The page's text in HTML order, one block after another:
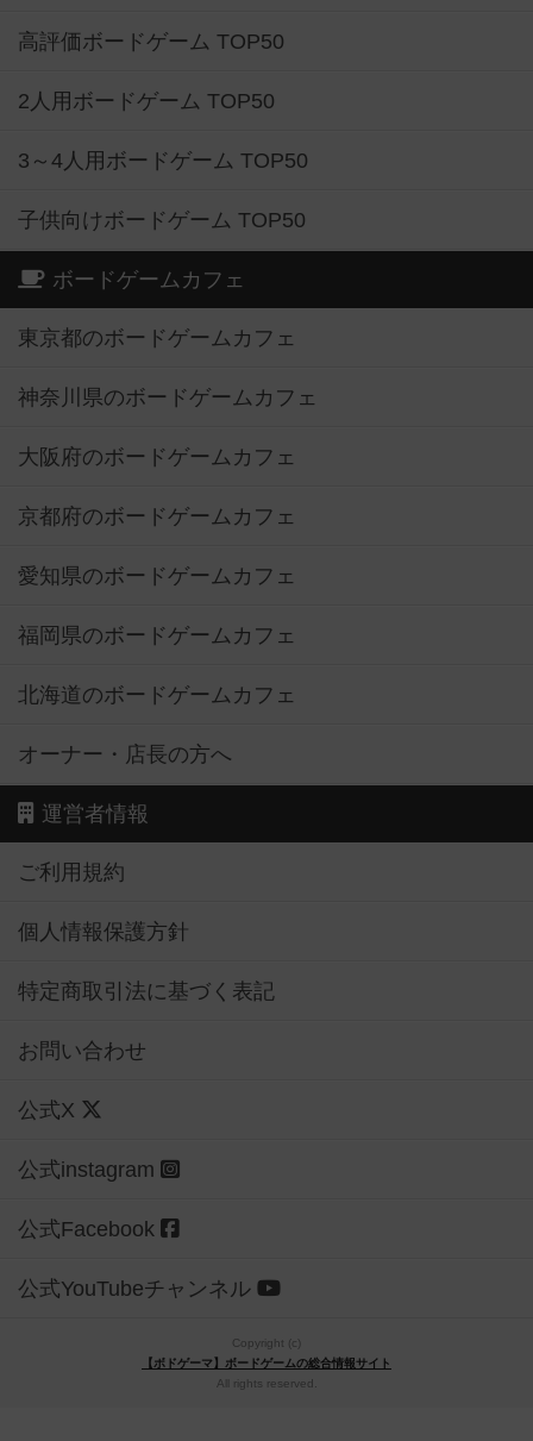
高評価ボードゲーム TOP50
2人用ボードゲーム TOP50
3～4人用ボードゲーム TOP50
子供向けボードゲーム TOP50
ボードゲームカフェ
東京都のボードゲームカフェ
神奈川県のボードゲームカフェ
大阪府のボードゲームカフェ
京都府のボードゲームカフェ
愛知県のボードゲームカフェ
福岡県のボードゲームカフェ
北海道のボードゲームカフェ
オーナー・店長の方へ
運営者情報
ご利用規約
個人情報保護方針
特定商取引法に基づく表記
お問い合わせ
公式X
公式instagram
公式Facebook
公式YouTubeチャンネル
Copyright (c)
【ボドゲーマ】ボードゲームの総合情報サイト
All rights reserved.